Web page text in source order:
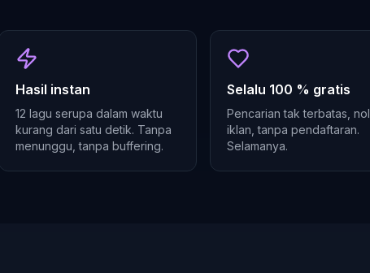
Hasil instan
12 lagu serupa dalam waktu
kurang dari satu detik. Tanpa
menunggu, tanpa buffering.
Selalu 100 % gratis
Pencarian tak terbatas, nol
iklan, tanpa pendaftaran.
Selamanya.